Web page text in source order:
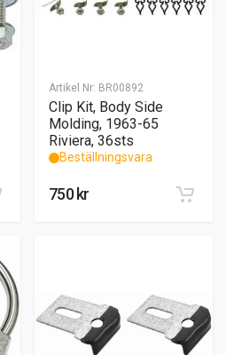
Artikel Nr: BR00892
Clip Kit, Body Side
Molding, 1963-65
Riviera, 36sts
Beställningsvara
750kr